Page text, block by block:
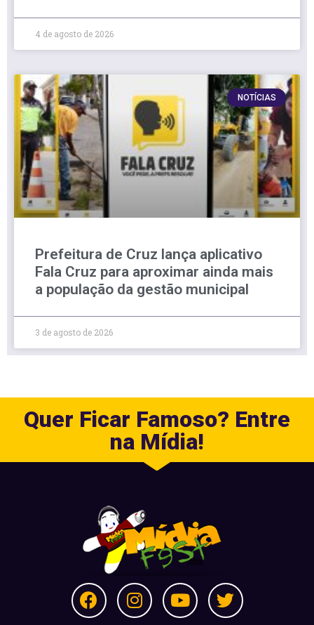
4 de agosto de 2026
NOTÍCIAS
Prefeitura de Cruz lança aplicativo
Fala Cruz para aproximar ainda mais
a população da gestão municipal
3 de agosto de 2026
Quer Ficar Famoso? Entre
na Mídia!